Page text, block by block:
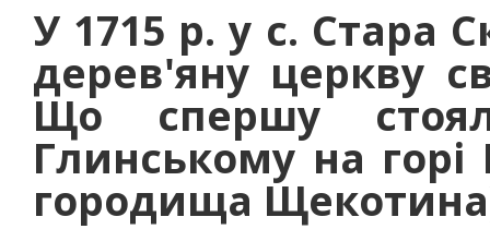
У 1715 р. у с. Стара
дерев'яну церкву
Що спершу
Глинському на горі
городища